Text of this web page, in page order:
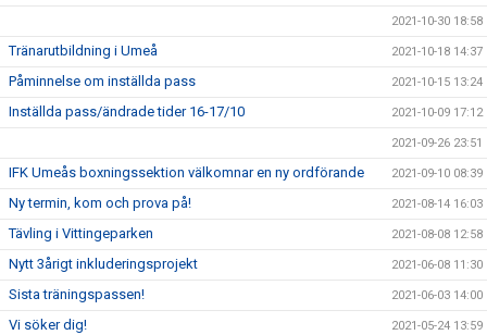
2021-10-30 18:58
Tränarutbildning i Umeå 2021-10-18 14:37
Påminnelse om inställda pass 2021-10-15 13:24
Inställda pass/ändrade tider 16-17/10 2021-10-09 17:12
2021-09-26 23:51
IFK Umeås boxningssektion välkomnar en ny ordförande 2021-09-10 08:39
Ny termin, kom och prova på! 2021-08-14 16:03
Tävling i Vittingeparken 2021-08-08 12:58
Nytt 3årigt inkluderingsprojekt 2021-06-08 11:30
Sista träningspassen! 2021-06-03 14:00
Vi söker dig! 2021-05-24 13:59